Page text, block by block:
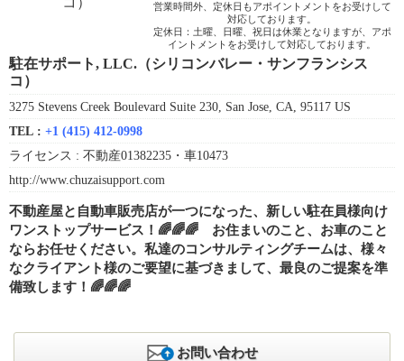
営業時間外、定休日もアポイントメントをお受けして
対応しております。
定休日：土曜、日曜、祝日は休業となりますが、アポ
イントメントをお受けして対応しております。
駐在サポート, LLC.（シリコンバレー・サンフランシス
コ）
3275 Stevens Creek Boulevard Suite 230, San Jose, CA, 95117 US
TEL : +1 (415) 412-0998
ライセンス : 不動産01382235・車10473
http://www.chuzaisupport.com
不動産屋と自動車販売店が一つになった、新しい駐在員様向け
ワンストップサービス！🌈🌈🌈 お住まいのこと、お車のこと
ならお任せください。私達のコンサルティングチームは、様々
なクライアント様のご要望に基づきまして、最良のご提案を準
備致します！🌈🌈🌈
お問い合わせ